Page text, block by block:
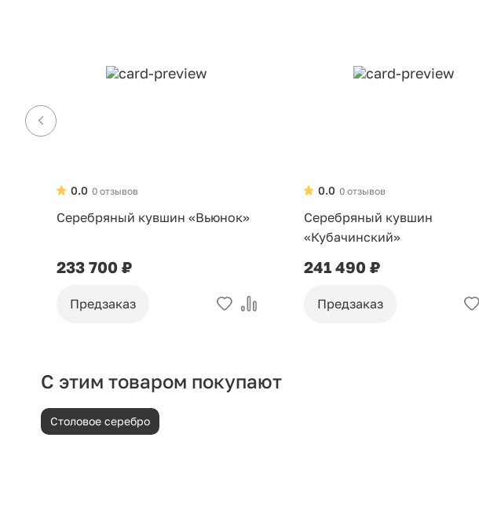
0 отзывов
0.0
Серебряный кувшин «Вьюнок»
233 700 ₽
Предзаказ
0 отзывов
0.0
Серебряный кувшин
«Кубачинский»
241 490 ₽
Предзаказ
С этим товаром покупают
Столовое серебро